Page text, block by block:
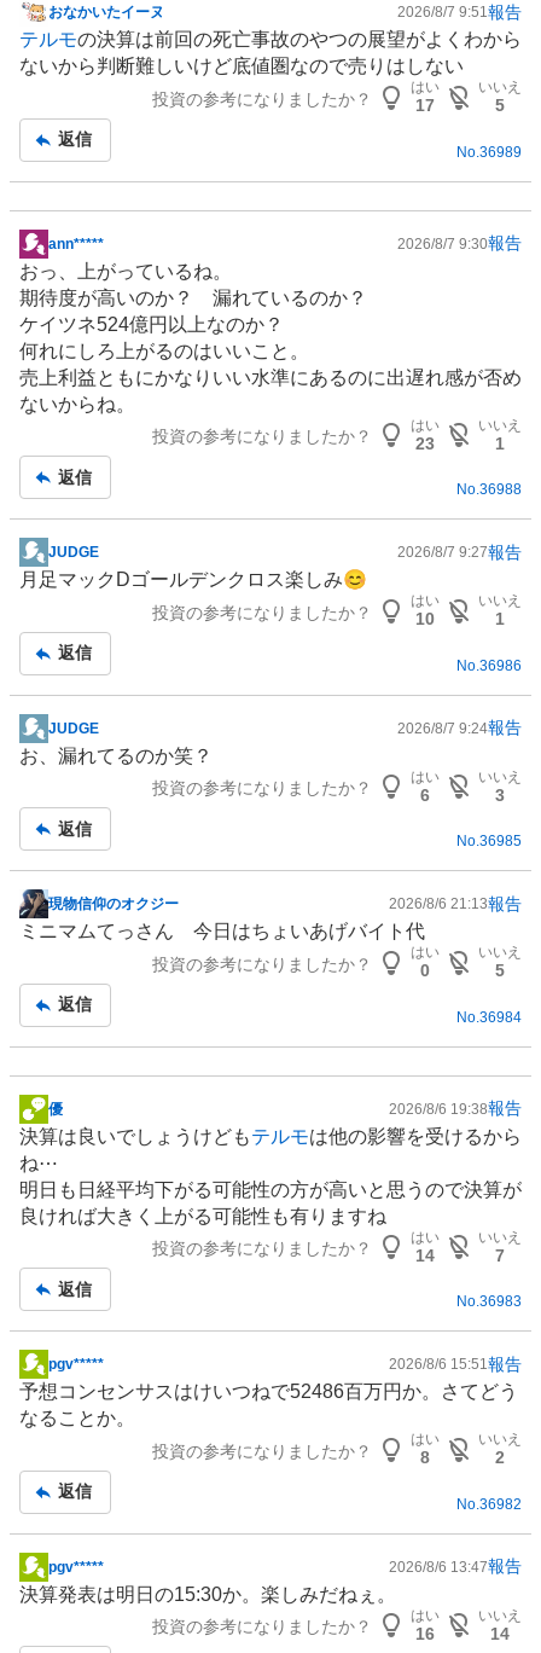
掲
示
板
おなかいたイーヌ 2026/8/7 9:51報告
テルモの決算は前回の死亡事故のやつの展望がよくわから
ないから判断難しいけど底値圏なので売りはしない
投資の参考になりましたか？
はい
17
いいえ
5
返信
No. 36989
掲
示
板
記
事
ann***** 2026/8/7 9:30報告
おっ、上がっているね。
期待度が高いのか？ 漏れているのか？
ケイツネ524億円以上なのか？
何れにしろ上がるのはいいこと。
売上利益ともにかなりいい水準にあるのに出遅れ感が否め
ないからね。
投資の参考になりましたか？
はい
23
いいえ
1
返信
No.36988
掲
示
事
JUDGE 2026/8/7 9:27報告
月足マックDゴールデンクロス楽しみ😊
投資の参考になりましたか？
はい
10
いいえ
1
返信
No. 36986
掲
示
事
JUDGE 2026/8/7 9:24報告
お、漏れてるのか笑？
投資の参考になりましたか？
はい
6
いいえ
3
返信
No.36985
掲
示
事
現物信仰のオクジー 2026/8/6 21:13報告
ミニマムてっさん 今日はちょいあげバイト代
投資の参考になりましたか？
はい
0
いいえ
5
返信
No. 36984
掲
示
板
記
事
優 2026/8/6 19:38報告
決算は良いでしょうけどもテルモは他の影響を受けるから
ね⋯
明日も日経平均下がる可能性の方が高いと思うので決算が
良ければ大きく上がる可能性も有りますね
投資の参考になりましたか？
はい
14
いいえ
7
返信
No.36983
掲
示
板
pgv***** 2026/8/6 15:51報告
予想コンセンサスはけいつねで52486百万円か。さてどう
なることか。
投資の参考になりましたか？
はい
8
いいえ
2
返信
No. 36982
掲
示
pgv***** 2026/8/6 13:47報告
決算発表は明日の15:30か。楽しみだねぇ。
投資の参考になりましたか？
はい
16
いいえ
14